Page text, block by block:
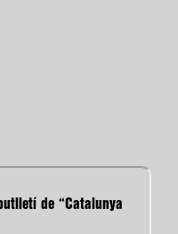
de “Catalunya